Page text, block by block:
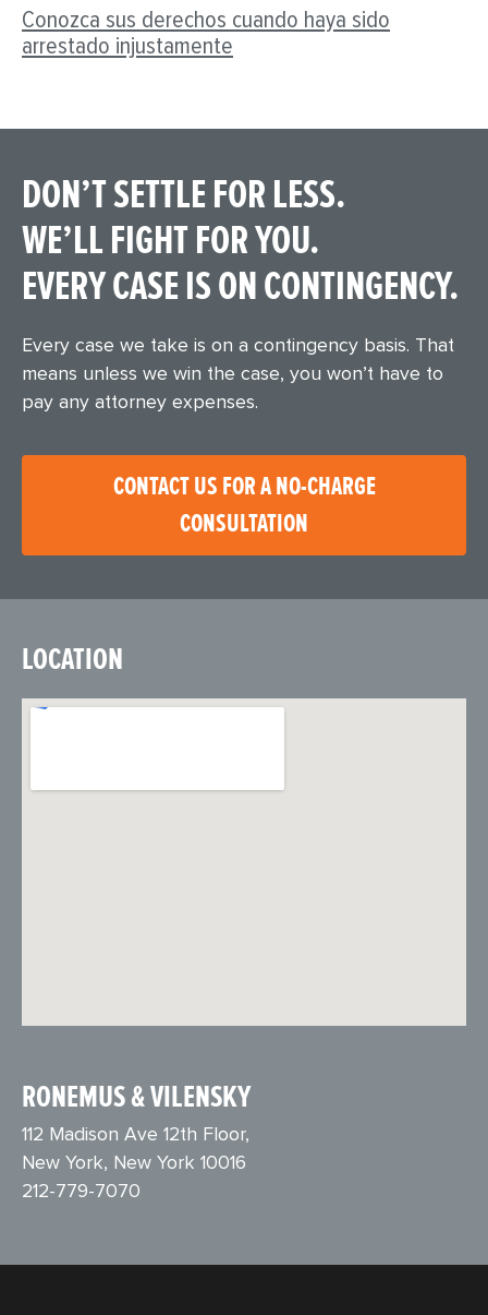
Conozca sus derechos cuando haya sido
arrestado injustamente
DON’T SETTLE FOR LESS.
WE’LL FIGHT FOR YOU.
EVERY CASE IS ON CONTINGENCY.
Every case we take is on a contingency basis. That
means unless we win the case, you won’t have to
pay any attorney expenses.
CONTACT US FOR A NO-CHARGE
CONSULTATION
LOCATION
RONEMUS & VILENSKY
112 Madison Ave 12th Floor,
New York, New York 10016
212-779-7070